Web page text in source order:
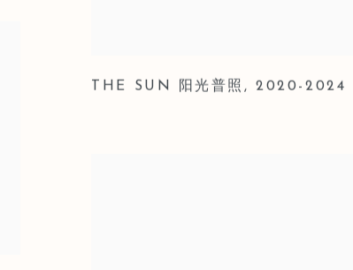
THE SUN 阳光普照,2020-2024